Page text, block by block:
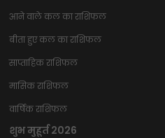
आने वाले कल का राशिफल
बीता हुए कल का राशिफल
साप्ताहिक राशिफल
मासिक राशिफल
वार्षिक राशिफल
शुभ मुहूर्त 2026